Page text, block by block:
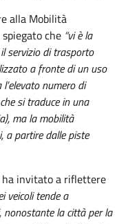
alla Mobilità
che “vi è la
servizio di trasporto
a fronte di un uso
numero di
si traduce in una
ma la mobilità
a partire dalle piste
ha invitato a riflettere
veicoli tende a
nonostante la città per la